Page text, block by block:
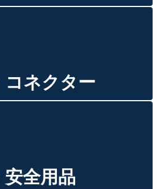
コネクター
全用品